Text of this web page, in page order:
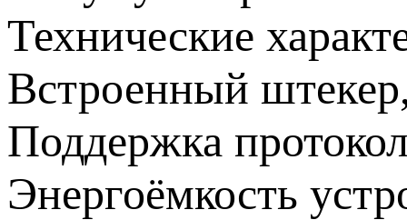
Технические
Встроенный
Поддержка
Энергоёмкость